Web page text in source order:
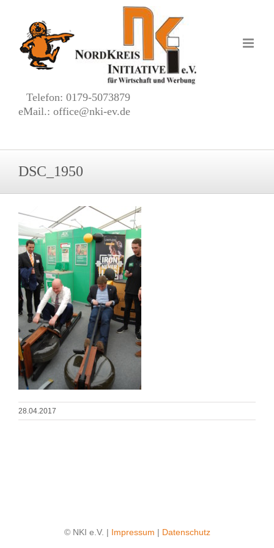
springen
Telefon: 0179-5073879
eMail.: office@nki-ev.de
DSC_1950
28.04.2017
© NKI e.V. | Impressum | Datenschutz